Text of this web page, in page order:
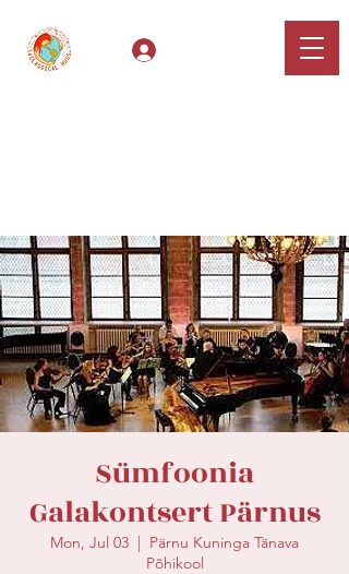
Sümfoonia
Galakontsert Pärnus
Mon, Jul 03
  |
Pärnu Kuninga Tänava
Põhikool